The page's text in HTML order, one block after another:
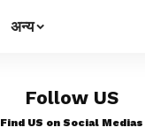
अन्य
Follow US
Find US on Social Medias